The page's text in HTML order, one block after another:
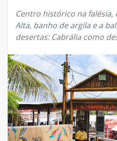
Centro histórico na falésia,
Alta, banho de argila e a
desertas: Cabrália como